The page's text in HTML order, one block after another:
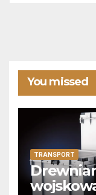
You missed
TRANSPORT